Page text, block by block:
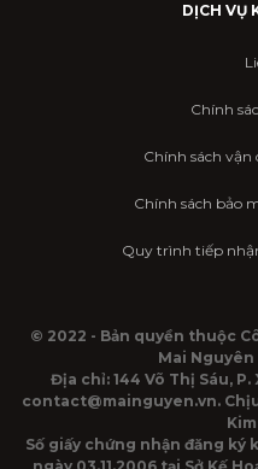
DỊCH VỤ
Chính
Chính sách vận
Chính sách bảo
Quy trình tiếp
© 2022 - Bản quyền thuộc
Mai
Địa chỉ: 144 Võ Thị Sáu, P.
contact@mainguyen.vn.
Số giấy chứng nhận đăng ký